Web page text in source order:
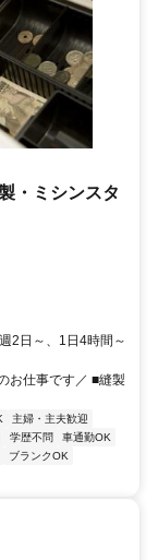
・ミシンスタ
2日～、1日4時間～
お仕事です／ ■縫製
主婦・主夫歓迎
学歴不問
車通勤OK
ブランクOK